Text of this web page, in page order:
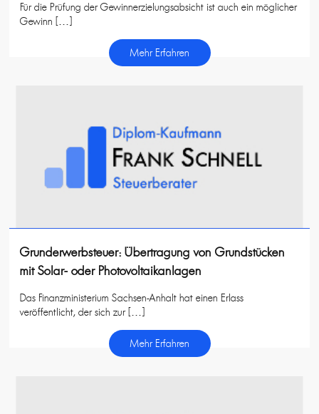
Für die Prüfung der Gewinnerzielungsabsicht ist auch ein möglicher
Gewinn […]
Mehr Erfahren
Grunderwerbsteuer: Übertragung von Grundstücken
mit Solar- oder Photovoltaikanlagen
Das Finanzministerium Sachsen-Anhalt hat einen Erlass
veröffentlicht, der sich zur […]
Mehr Erfahren